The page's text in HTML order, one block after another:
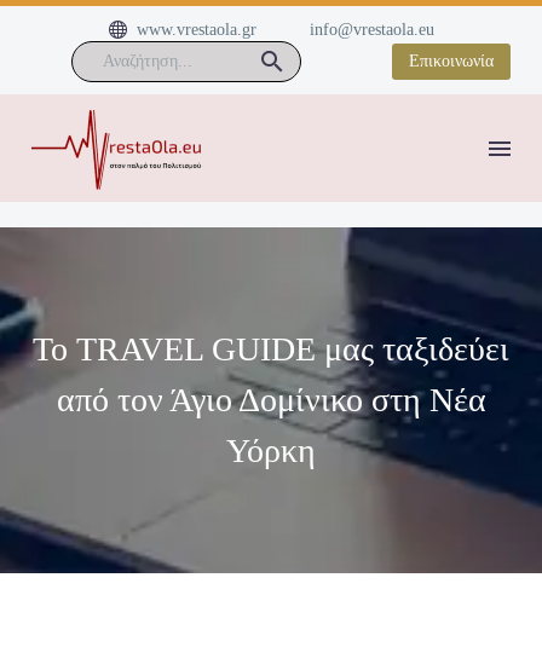

 www.vrestaola.gr
info@vrestaola.eu
Επικοινωνία
Το TRAVEL GUIDE μας ταξιδεύει
από τον Άγιο Δομίνικο στη Νέα
Υόρκη